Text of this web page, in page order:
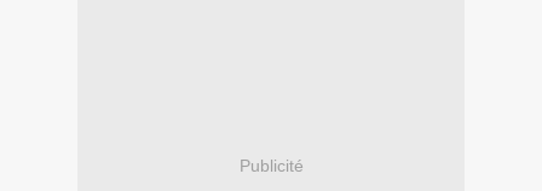
Publicité